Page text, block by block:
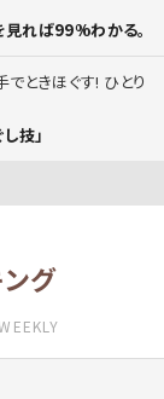
れば99%わかる。
ときほぐす! ひとり
技」
グ